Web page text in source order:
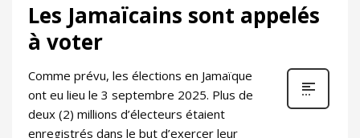
Les Jamaïcains sont appelés
à voter
Comme prévu, les élections en Jamaïque
ont eu lieu le 3 septembre 2025. Plus de
deux (2) millions d’électeurs étaient
enregistrés dans le but d’exercer leur